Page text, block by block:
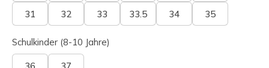
31 32 33 33.5 34 35
Schulkinder (8-10 Jahre)